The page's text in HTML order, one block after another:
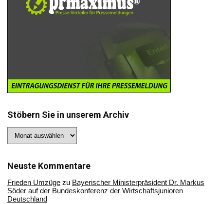
Stöbern Sie in unserem Archiv
Sie
Archiv
Neuste Kommentare
Frieden Umzüge zu Bayerischer Ministerpräsident Dr. Markus
Söder auf der Bundeskonferenz der Wirtschaftsjunioren
Deutschland